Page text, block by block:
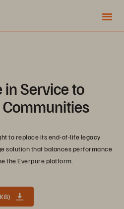
in Service to
to replace its end-of-life legacy
solution that balances performance
the Everpure platform.